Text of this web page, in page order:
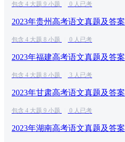
包含 4 大题 9 小题 0 人已考
2023年贵州高考语文真题及答案
包含 4 大题 8 小题 0 人已考
2023年福建高考语文真题及答案
包含 4 大题 8 小题 3 人已考
2023年甘肃高考语文真题及答案
包含 4 大题 9 小题 0 人已考
2023年湖南高考语文真题及答案